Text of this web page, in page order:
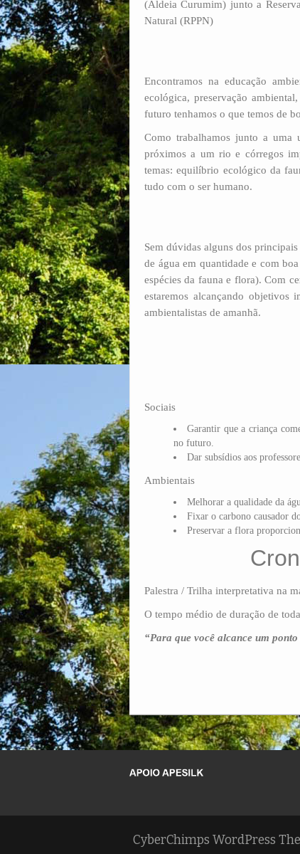
(Aldeia Curumim) junto a
Natural (RPPN)
Encontramos na educação
ecológica, preservação
futuro tenhamos o que temos de
Como trabalhamos junto a uma
próximos a um rio e córregos
temas: equilíbrio ecológico da
tudo com o ser humano.
Sem dúvidas alguns dos
de água em quantidade e com
espécies da fauna e flora). Com
estaremos alcançando objetivos
ambientalistas de amanhã.
Sociais
Garantir que a criança
no futuro.
Dar subsídios aos
Ambientais
Melhorar a qualidade da
Fixar o carbono causador
Preservar a flora
Palestra / Trilha interpretativa na
O tempo médio de duração de
“Para que você alcance um
CyberChimps WordPress